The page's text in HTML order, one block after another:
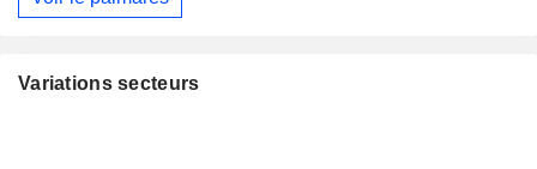
Variations secteurs